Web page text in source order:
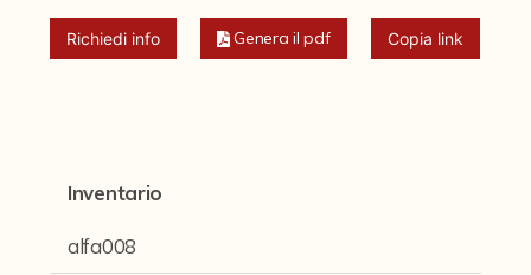
Il progetto Digital Humanities
Richiedi info Genera il pdf Copia link
Inventario
alfa008